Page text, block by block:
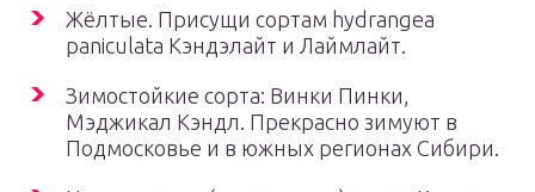
Жёлтые. Присущи сортам hydrangea
paniculata Кэндэлайт и Лаймлайт.
Зимостойкие сорта: Винки Пинки,
Мэджикал Кэндл. Прекрасно зимуют в
Подмосковье и в южных регионах Сибири.